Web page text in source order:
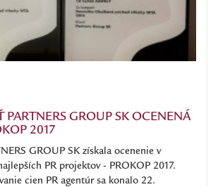
PARTNERS GROUP SK OCENENÁ
2017
GROUP SK získala ocenenie v
PR projektov - PROKOP 2017.
cien PR agentúr sa konalo 22.